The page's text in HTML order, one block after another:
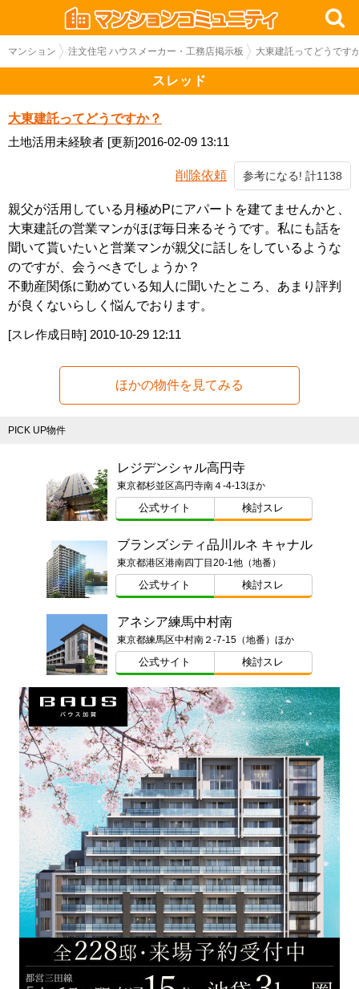
マンション 注文住宅 ハウスメーカー・工務店掲示板 大東建託ってどうです
スレッド
大東建託ってどうですか？
土地活用未経験者 [更新]2016-02-09 13:11
削除依頼 参考になる! 計1138
親父が活用している月極めPにアパートを建てませんかと、
大東建託の営業マンがほぼ毎日来るそうです。私にも話を
聞いて貰いたいと営業マンが親父に話しをしているような
のですが、会うべきでしょうか？
不動産関係に勤めている知人に聞いたところ、あまり評判
が良くないらしく悩んでおります。
[スレ作成日時] 2010-10-29 12:11
ほかの物件を見てみる
PICK UP物件
レジデンシャル高円寺
東京都杉並区高円寺南４-4-13ほか
公式サイト 検討スレ
ブランズシティ品川ルネ キャナル
東京都港区港南四丁目20-1他（地番）
公式サイト 検討スレ
アネシア練馬中村南
東京都練馬区中村南２-7-15（地番）ほか
公式サイト 検討スレ